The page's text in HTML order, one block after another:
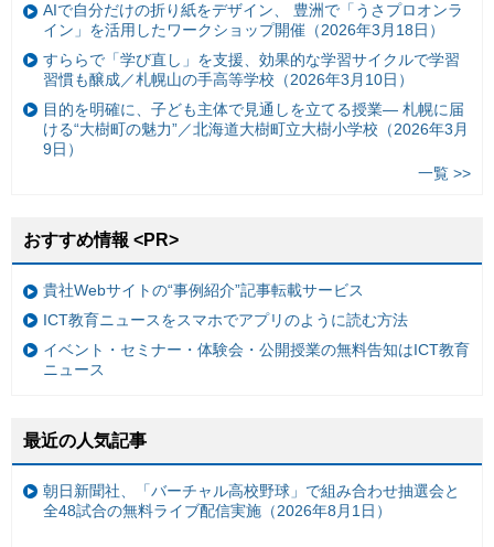
AIで自分だけの折り紙をデザイン、 豊洲で「うさプロオンラ
イン」を活用したワークショップ開催（2026年3月18日）
すららで「学び直し」を支援、効果的な学習サイクルで学習
習慣も醸成／札幌山の手高等学校（2026年3月10日）
目的を明確に、子ども主体で見通しを立てる授業— 札幌に届
ける“大樹町の魅力”／北海道大樹町立大樹小学校（2026年3月
9日）
一覧 >>
おすすめ情報 <PR>
貴社Webサイトの“事例紹介”記事転載サービス
ICT教育ニュースをスマホでアプリのように読む方法
イベント・セミナー・体験会・公開授業の無料告知はICT教育
ニュース
最近の人気記事
朝日新聞社、「バーチャル高校野球」で組み合わせ抽選会と
全48試合の無料ライブ配信実施（2026年8月1日）